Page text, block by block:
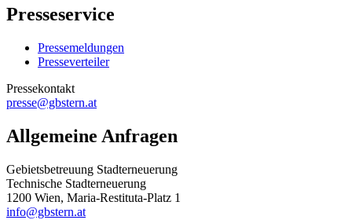
Presseservice
Pressemeldungen
Presseverteiler
Pressekontakt
presse@gbstern.at
Allgemeine Anfragen
Gebietsbetreuung Stadterneuerung
Technische Stadterneuerung
1200 Wien, Maria-Restituta-Platz 1
info@gbstern.at